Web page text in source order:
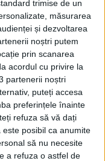
trimise de un
măsurarea
și dezvoltarea
noștri putem
prin scanarea
acordul cu privire la
partenerii noștri
puteți accesa
preferințele înainte
refuza să vă dați
posibil ca anumite
să nu necesite
a refuza o astfel de
Fevronia a trăit